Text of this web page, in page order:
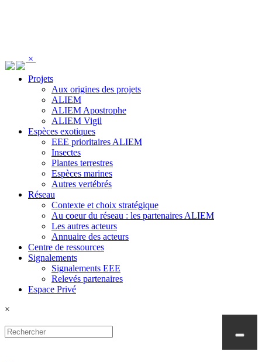
×
Projets
Aux origines des projets
ALIEM
ALIEM Apostrophe
ALIEM Vigil
Espèces exotiques
EEE prioritaires ALIEM
Insectes
Plantes terrestres
Espèces marines
Autres vertébrés
Réseau
Contexte et choix stratégique
Au coeur du réseau : les partenaires ALIEM
Les autres acteurs
Annuaire des acteurs
Centre de ressources
Signalements
Signalements EEE
Relevés partenaires
Espace Privé
×